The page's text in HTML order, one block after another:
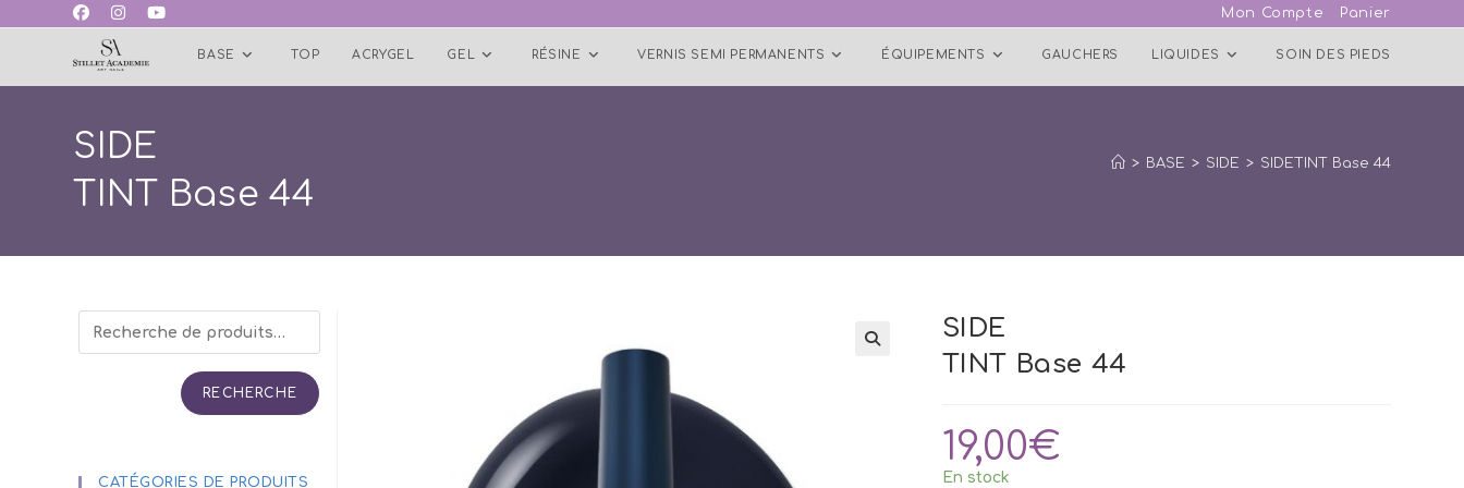
Mon Compte Panier
BASE TOP ACRYGEL GEL RÉSINE VERNIS SEMI PERMANENTS ÉQUIPEMENTS GAUCHERS LIQUIDES SOIN DES PIEDS
SIDE
TINT Base 44
> BASE > SIDE > SIDETINT Base 44
SIDE
TINT Base 44
19,00€
En stock
RECHERCHE
CATÉGORIES DE PRODUITS